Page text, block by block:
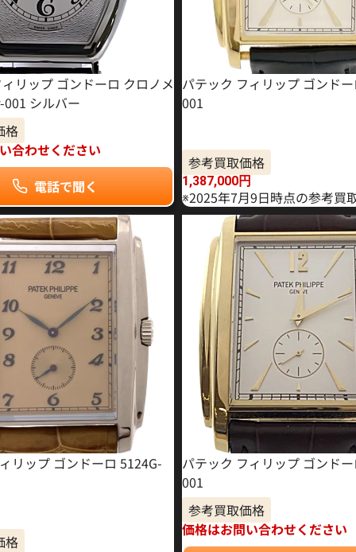
リップ ゴンドーロ クロノメ
001 シルバー
格
合わせください
電話で聞く
パテック フィリップ ゴンド
001
参考買取価格
1,387,000円
※2025年7月9日時点の参考買
リップ ゴンドーロ 5124G-
格
パテック フィリップ ゴンド
001
参考買取価格
価格はお問い合わせください